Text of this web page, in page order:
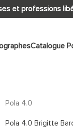
libérales
Catalogue
Pola 4.0
Pola 4.0 Brigitte